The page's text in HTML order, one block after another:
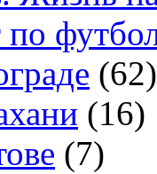
(62)
(16)
(7)